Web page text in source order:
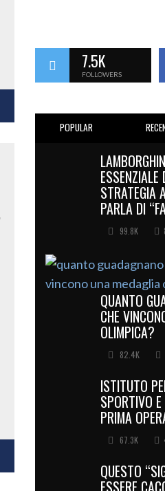
7.5K
FOLLOWERS
POPULAR
ESSENZIALE
STRATEGIA
PARLA DI
99.8K
QUANTO
CHE
OLIMPICA?
82.4K
ISTITUTO
SPORTIVO
PRIMA
67.3K
QUESTO
ESSERE